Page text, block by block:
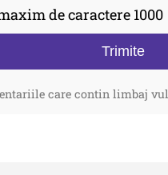
de caractere 1000
Trimite
care contin limbaj